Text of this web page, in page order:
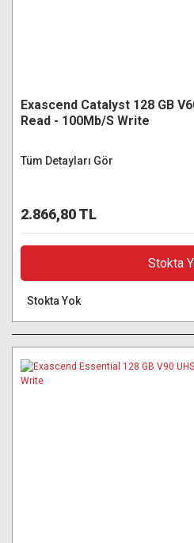
Exascend Catalyst 128 GB
Read - 100Mb/S Write
Tüm Detayları Gör
2.866,80 TL
Stokta
Stokta Yok